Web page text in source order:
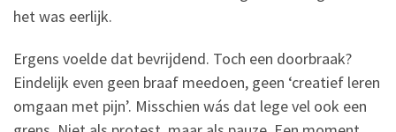
het was eerlijk.
Ergens voelde dat bevrijdend. Toch een doorbraak?
Eindelijk even geen braaf meedoen, geen ‘creatief leren
omgaan met pijn’. Misschien wás dat lege vel ook een